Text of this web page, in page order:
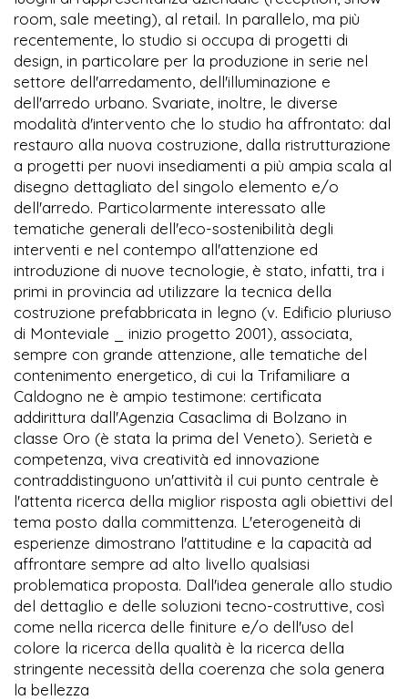
room, sale meeting), al retail. In parallelo, ma più
recentemente, lo studio si occupa di progetti di
design, in particolare per la produzione in serie nel
settore dell'arredamento, dell'illuminazione e
dell'arredo urbano. Svariate, inoltre, le diverse
modalità d'intervento che lo studio ha affrontato: dal
restauro alla nuova costruzione, dalla ristrutturazione
a progetti per nuovi insediamenti a più ampia scala al
disegno dettagliato del singolo elemento e/o
dell'arredo. Particolarmente interessato alle
tematiche generali dell'eco-sostenibilità degli
interventi e nel contempo all'attenzione ed
introduzione di nuove tecnologie, è stato, infatti, tra i
primi in provincia ad utilizzare la tecnica della
costruzione prefabbricata in legno (v. Edificio pluriuso
di Monteviale _ inizio progetto 2001), associata,
sempre con grande attenzione, alle tematiche del
contenimento energetico, di cui la Trifamiliare a
Caldogno ne è ampio testimone: certificata
addirittura dall'Agenzia Casaclima di Bolzano in
classe Oro (è stata la prima del Veneto). Serietà e
competenza, viva creatività ed innovazione
contraddistinguono un'attività il cui punto centrale è
l'attenta ricerca della miglior risposta agli obiettivi del
tema posto dalla committenza. L'eterogeneità di
esperienze dimostrano l'attitudine e la capacità ad
affrontare sempre ad alto livello qualsiasi
problematica proposta. Dall'idea generale allo studio
del dettaglio e delle soluzioni tecno-costruttive, così
come nella ricerca delle finiture e/o dell'uso del
colore la ricerca della qualità è la ricerca della
stringente necessità della coerenza che sola genera
la bellezza